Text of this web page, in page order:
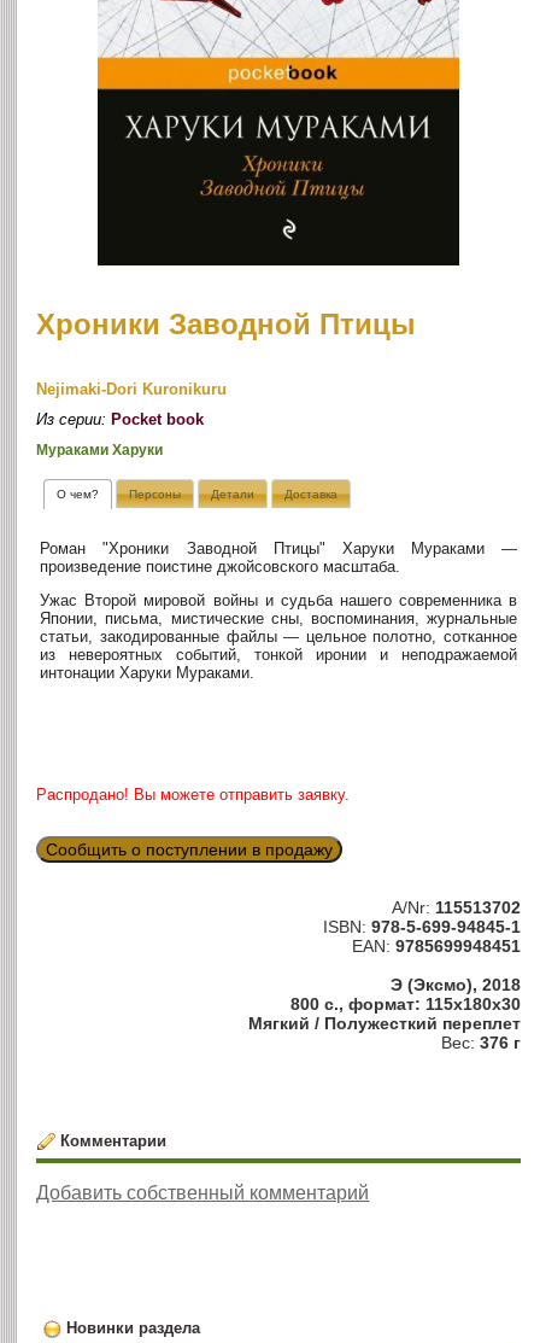
Хроники Заводной Птицы
Nejimaki-Dori Kuronikuru
Из серии: Pocket book
Мураками Харуки
О чем? Персоны Детали Доставка
Роман "Хроники Заводной Птицы" Харуки Мураками —
произведение поистине джойсовского масштаба.
Ужас Второй мировой войны и судьба нашего современника в
Японии, письма, мистические сны, воспоминания, журнальные
статьи, закодированные файлы — цельное полотно, сотканное
из невероятных событий, тонкой иронии и неподражаемой
интонации Харуки Мураками.
Распродано! Вы можете отправить заявку.
Сообщить о поступлении в продажу
A/Nr: 115513702
ISBN: 978-5-699-94845-1
EAN: 9785699948451
Э (Эксмо), 2018
800 с., формат: 115x180x30
Мягкий / Полужесткий переплет
Вес: 376 г
Комментарии
Добавить собственный комментарий
Новинки раздела